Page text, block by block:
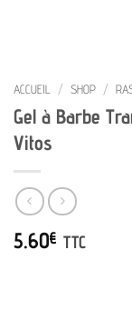
ACCUEIL / SHOP /
Gel à Barbe
Vitos
5.60€ TTC